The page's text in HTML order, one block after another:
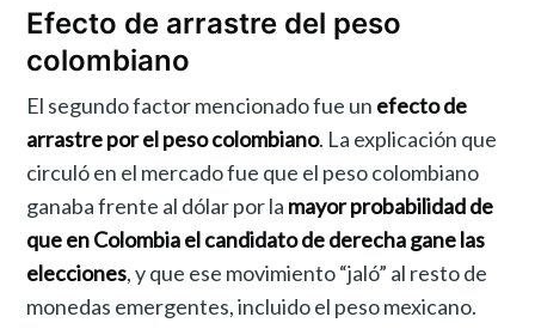
Efecto de arrastre del peso
colombiano
El segundo factor mencionado fue un efecto de
arrastre por el peso colombiano. La explicación que
circuló en el mercado fue que el peso colombiano
ganaba frente al dólar por la mayor probabilidad de
que en Colombia el candidato de derecha gane las
elecciones, y que ese movimiento “jaló” al resto de
monedas emergentes, incluido el peso mexicano.